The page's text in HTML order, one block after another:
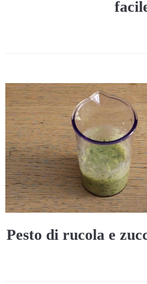
Pesto di rucola e